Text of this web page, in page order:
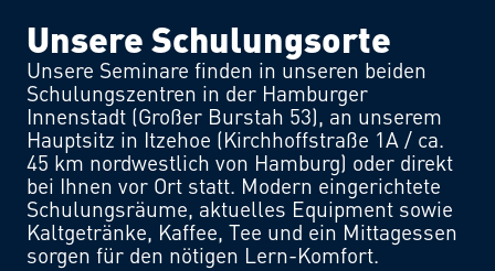
Unsere Schulungsorte
Unsere Seminare finden in unseren beiden
Schulungszentren in der Hamburger
Innenstadt (Großer Burstah 53), an unserem
Hauptsitz in Itzehoe (Kirchhoffstraße 1A / ca.
45 km nordwestlich von Hamburg) oder direkt
bei Ihnen vor Ort statt. Modern eingerichtete
Schulungsräume, aktuelles Equipment sowie
Kaltgetränke, Kaffee, Tee und ein Mittagessen
sorgen für den nötigen Lern-Komfort.